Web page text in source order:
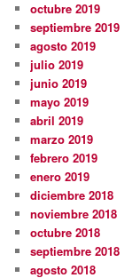
octubre 2019
septiembre 2019
agosto 2019
julio 2019
junio 2019
mayo 2019
abril 2019
marzo 2019
febrero 2019
enero 2019
diciembre 2018
noviembre 2018
octubre 2018
septiembre 2018
agosto 2018